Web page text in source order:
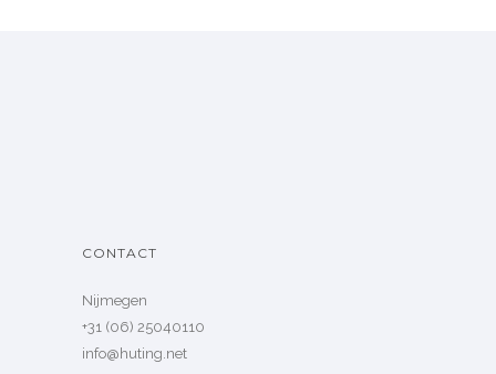
CONTACT
Nijmegen
+31 (06) 25040110
info@huting.net